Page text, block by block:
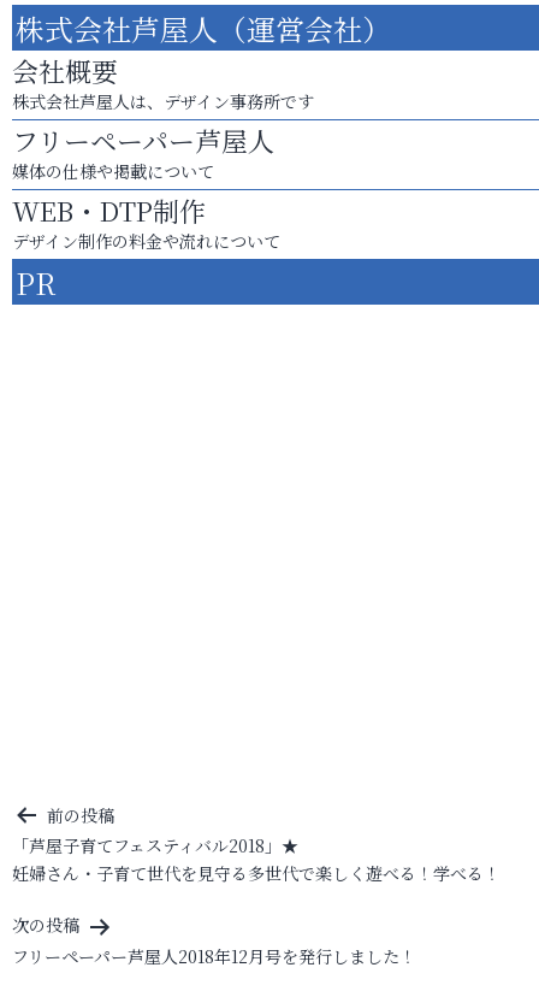
株式会社芦屋人（運営会社）
会社概要
株式会社芦屋人は、デザイン事務所です
フリーペーパー芦屋人
媒体の仕様や掲載について
WEB・DTP制作
デザイン制作の料金や流れについて
PR
投
稿
ナ
ビ
ゲ
前の投稿
「芦屋子育てフェスティバル2018」★
妊婦さん・子育て世代を見守る多世代で楽しく遊べる！学べる！
次の投稿
フリーペーパー芦屋人2018年12月号を発行しました！